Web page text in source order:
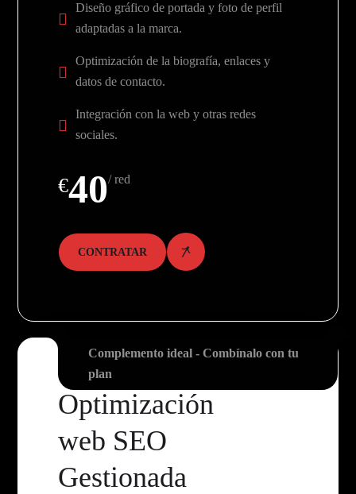
Diseño gráfico de portada y foto de perfil
adaptadas a la marca.
Optimización de la biografía, enlaces y
datos de contacto.
Integración con la web y otras redes
sociales.
€40/ red
CONTRATAR
Complemento ideal - Combínalo con tu
plan
Optimización
web SEO
Gestionada